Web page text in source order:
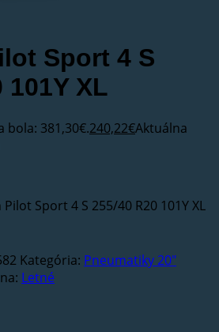
Sport 4 S
101Y XL
bola: 381,30€.240,22€Aktuálna
Sport 4 S 255/40 R20 101Y XL
Kategória: Pneumatiky 20"
Letné